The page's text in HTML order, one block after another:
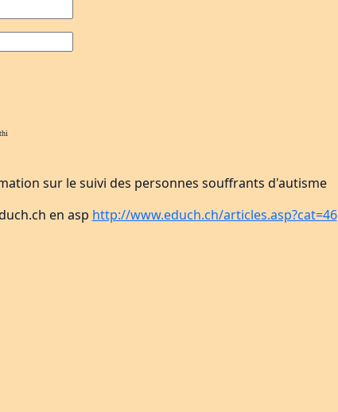
sur le suivi des personnes souffrants d'autisme
en asp http://www.educh.ch/articles.asp?cat=46